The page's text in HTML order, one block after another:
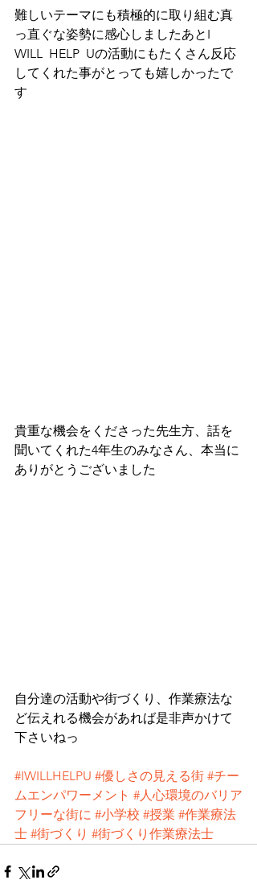
難しいテーマにも積極的に取り組む真
っ直ぐな姿勢に感心しましたあとI
WILL  HELP  Uの活動にもたくさん反応
してくれた事がとっても嬉しかったで
す
貴重な機会をくださった先生方、話を
聞いてくれた4年生のみなさん、本当に
ありがとうございました
自分達の活動や街づくり、作業療法な
ど伝えれる機会があれば是非声かけて
下さいねっ
#IWILLHELPU #優しさの見える街 #チー
ムエンパワーメント #人心環境のバリア
フリーな街に #小学校 #授業 #作業療法
士 #街づくり #街づくり作業療法士